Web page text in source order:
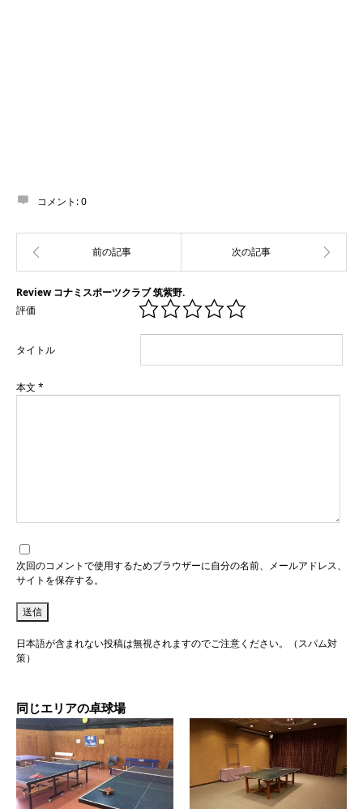
コメント:0
Review コナミスポーツクラブ 筑紫野.
評価
タイトル
本文 *
次回のコメントで使用するためブラウザーに自分の名前、メールアドレス、
サイトを保存する。
日本語が含まれない投稿は無視されますのでご注意ください。（スパム対
策）
同じエリアの卓球場